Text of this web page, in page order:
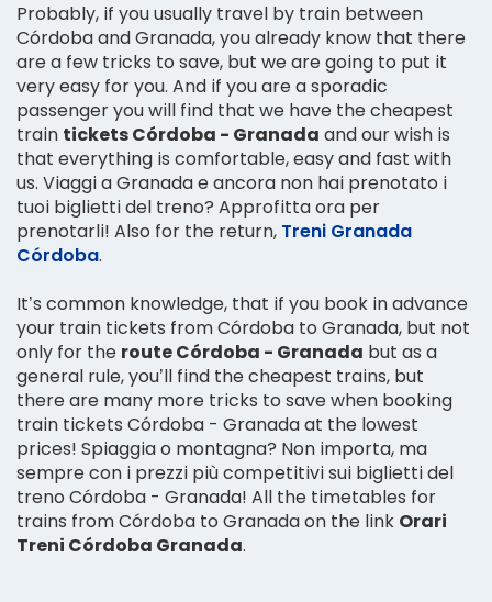
Probably, if you usually travel by train between
Córdoba and Granada, you already know that there
are a few tricks to save, but we are going to put it
very easy for you. And if you are a sporadic
passenger you will find that we have the cheapest
train tickets Córdoba - Granada and our wish is
that everything is comfortable, easy and fast with
us. Viaggi a Granada e ancora non hai prenotato i
tuoi biglietti del treno? Approfitta ora per
prenotarli! Also for the return, Treni Granada
Córdoba.
It’s common knowledge, that if you book in advance
your train tickets from Córdoba to Granada, but not
only for the route Córdoba - Granada but as a
general rule, you’ll find the cheapest trains, but
there are many more tricks to save when booking
train tickets Córdoba - Granada at the lowest
prices! Spiaggia o montagna? Non importa, ma
sempre con i prezzi più competitivi sui biglietti del
treno Córdoba - Granada! All the timetables for
trains from Córdoba to Granada on the link Orari
Treni Córdoba Granada.